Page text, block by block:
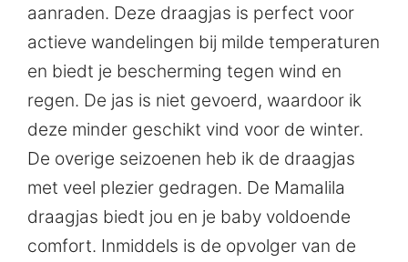
aanraden. Deze draagjas is perfect voor
actieve wandelingen bij milde temperaturen
en biedt je bescherming tegen wind en
regen. De jas is niet gevoerd, waardoor ik
deze minder geschikt vind voor de winter.
De overige seizoenen heb ik de draagjas
met veel plezier gedragen. De Mamalila
draagjas biedt jou en je baby voldoende
comfort. Inmiddels is de opvolger van de